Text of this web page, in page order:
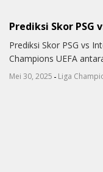
Prediksi Skor PSG
Prediksi Skor PSG vs
Champions UEFA
Mei 30, 2025 - Liga